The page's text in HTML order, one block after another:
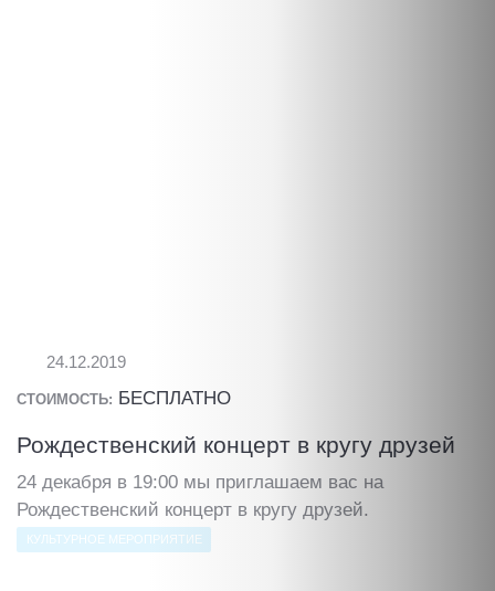
24.12.2019
СТОИМОСТЬ: БЕСПЛАТНО
Рождественский концерт в кругу друзей
24 декабря в 19:00 мы приглашаем вас на
Рождественский концерт в кругу друзей.
КУЛЬТУРНОЕ МЕРОПРИЯТИЕ